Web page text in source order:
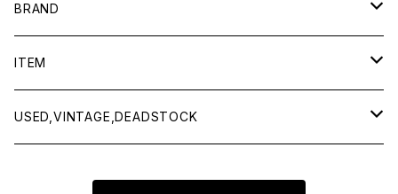
BRAND
BAICYCLON by bagjack
Baserange
ITEM
Men
USED,VINTAGE,DEADSTOCK